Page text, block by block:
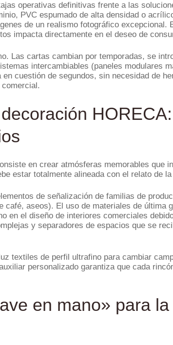
operativas definitivas frente a las
PVC espumado de alta densidad o
de un realismo fotográfico
impacta directamente en el deseo de
Las cartas cambian por temporadas, se
intercambiables (paneles modulares
cuestión de segundos, sin necesidad de
en crear atmósferas memorables que
estar totalmente alineada con el relato de
de señalización de familias de
café, aseos). El uso de materiales de última
en el diseño de interiores comerciales
y separadores de espacios que se
textiles de perfil ultrafino para cambiar
personalizado garantiza que cada
en mano» para